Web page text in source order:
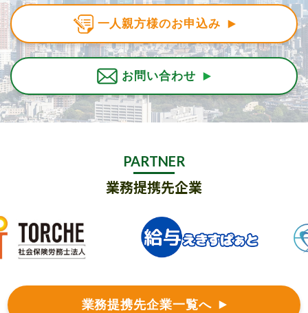
一人親方様のお申込み
お問い合わせ
PARTNER
業務提携先企業
業務提携先企業一覧へ